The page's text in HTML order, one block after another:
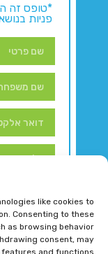
like cookies to
Consenting to these
as browsing behavior
consent, may
and functions.
*טופס זה
פניות